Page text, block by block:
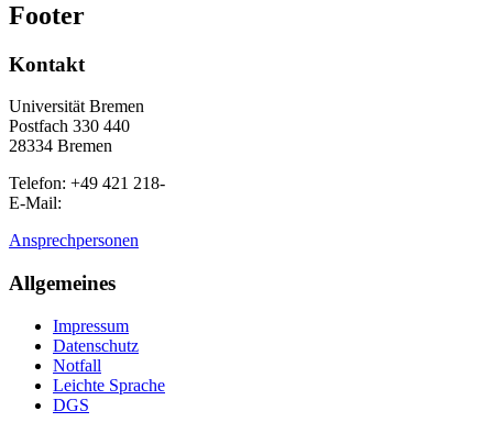
Footer
Kontakt
Universität Bremen
Postfach 330 440
28334 Bremen
Telefon: +49 421 218-
E-Mail:
Ansprechpersonen
Allgemeines
Impressum
Datenschutz
Notfall
Leichte Sprache
DGS